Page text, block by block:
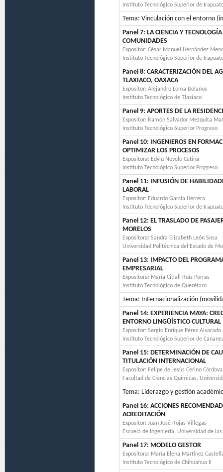
Instituto Tecnológico Superior de
Tema: Vinculación con el entorno
Panel 7: LA CIENCIA Y
COMUNIDADES
Expositor: César Manuel Hernández
Instituto Tecnológico Superior de
Panel 8: CARACTERIZACIÓN DEL
TLAXIACO, OAXACA
Expositor: Alejandro Loma Bolaños
Instituto Tecnológico de Tlaxiaco
Panel 9: APORTES DE LA
Expositor: Ramón Salvador Mezquita
Instituto Tecnológico Superior Progreso
Panel 10: INGENIEROS EN
OPTIMIZAR LOS PROCESOS
Expositora: Edylu Novelo Cetina
Instituto Tecnológico Superior Progreso
Panel 11: INFUSIÓN DE
LABORAL
Expositor: Eduardo García Herrera
Instituto Tecnológico Superior de
Panel 12: EL TRASLADO DE
MORELOS
Expositora: Sandra Elizabeth León Sosa
Universidad Politécnica del Estado de
Panel 13: IMPACTO DEL
EMPRESARIAL
Expositora: María Citlali Ruíz Porras
Instituto Tecnológico de Querétaro
Tema: Internacionalización
Panel 14: EXPERIENCIA MAYA:
ENTORNO LINGÜÍSTICO CULTURAL
Expositor: Sergio Enrique Pérez Alvarado
Instituto Tecnológico Superior de
Panel 15: DETERMINACIÓN DE
TITULACIÓN INTERNACIONAL
Expositor: Felipe de Jesús Cerino Córdova
Facultad de Ciencias Químicas,
Tema: Liderazgo y gestión
Panel 16: ACCIONES
ACREDITACIÓN
Expositor: Juan José Rojas Villegas
Escuela de Ingeniería, Universidad de
Panel 17: MODELO GESTOR
Expositora: María Elena Martínez
Instituto Tecnológico de Chihuahua II